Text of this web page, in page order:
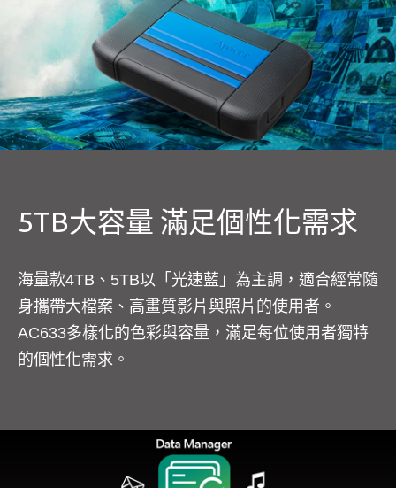
5TB大容量 滿足個性化需求
海量款4TB、5TB以「光速藍」為主調，適合經常隨
身攜帶大檔案、高畫質影片與照片的使用者。
AC633多樣化的色彩與容量，滿足每位使用者獨特
的個性化需求。